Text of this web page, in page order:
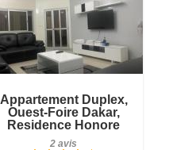
Appartement Duplex,
Ouest-Foire Dakar,
Residence Honore
2 avis
2 avis
Détails
Réserver